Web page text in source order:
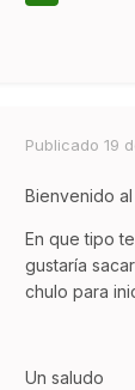
Publicado19
Bienvenido
En que tipo
gustaría
chulo para
Un saludo